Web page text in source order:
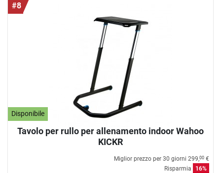
#8
Disponibile
Tavolo per rullo per allenamento indoor Wahoo
KICKR
Miglior prezzo per 30 giorni 299,00 €
Risparmia
16%